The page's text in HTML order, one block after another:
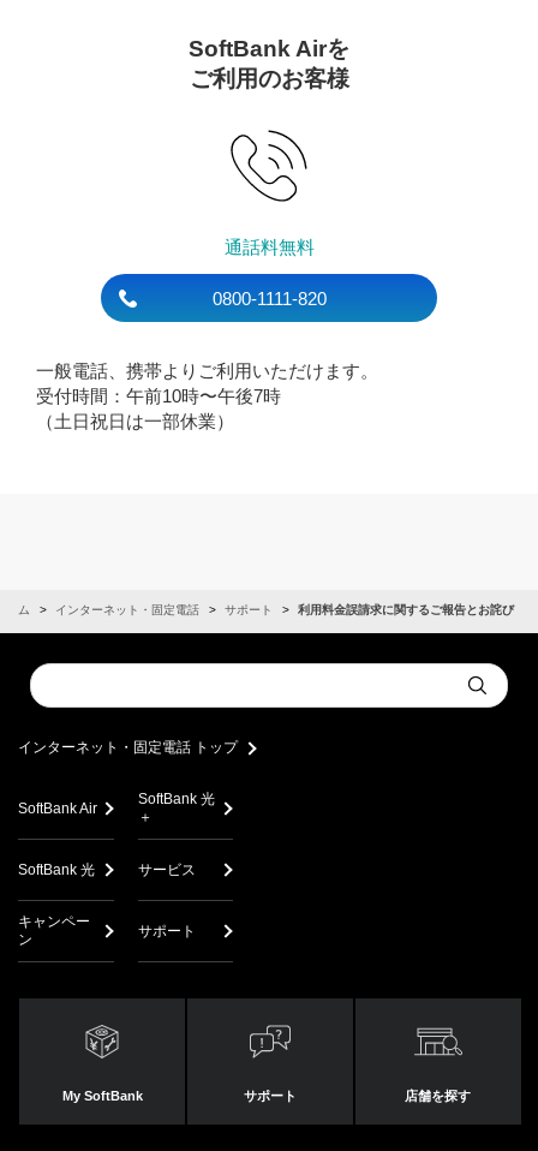
SoftBank Airを
ご利用のお客様
通話料無料
0800-1111-820
一般電話、携帯よりご利用いただけます。
受付時間：午前10時〜午後7時
（土日祝日は一部休業）
ーム インターネット・固定電話 サポート 利用料金誤請求に関するご報告とお詫び
Conduct
a
Submit
インターネット・固定電話 トップ
SoftBank Air
SoftBank 光
＋
SoftBank 光 サービス
キャンペー
ン
サポート
My SoftBank サポート 店舗を探す